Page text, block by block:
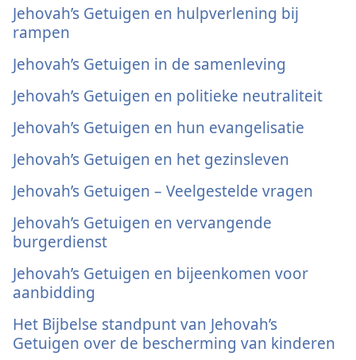
Jehovah’s Getuigen en hulpverlening bij
rampen
Jehovah’s Getuigen in de samenleving
Jehovah’s Getuigen en politieke neutraliteit
Jehovah’s Getuigen en hun evangelisatie
Jehovah’s Getuigen en het gezinsleven
Jehovah’s Getuigen – Veelgestelde vragen
Jehovah’s Getuigen en vervangende
burgerdienst
Jehovah’s Getuigen en bijeenkomen voor
aanbidding
Het Bijbelse standpunt van Jehovah’s
Getuigen over de bescherming van kinderen